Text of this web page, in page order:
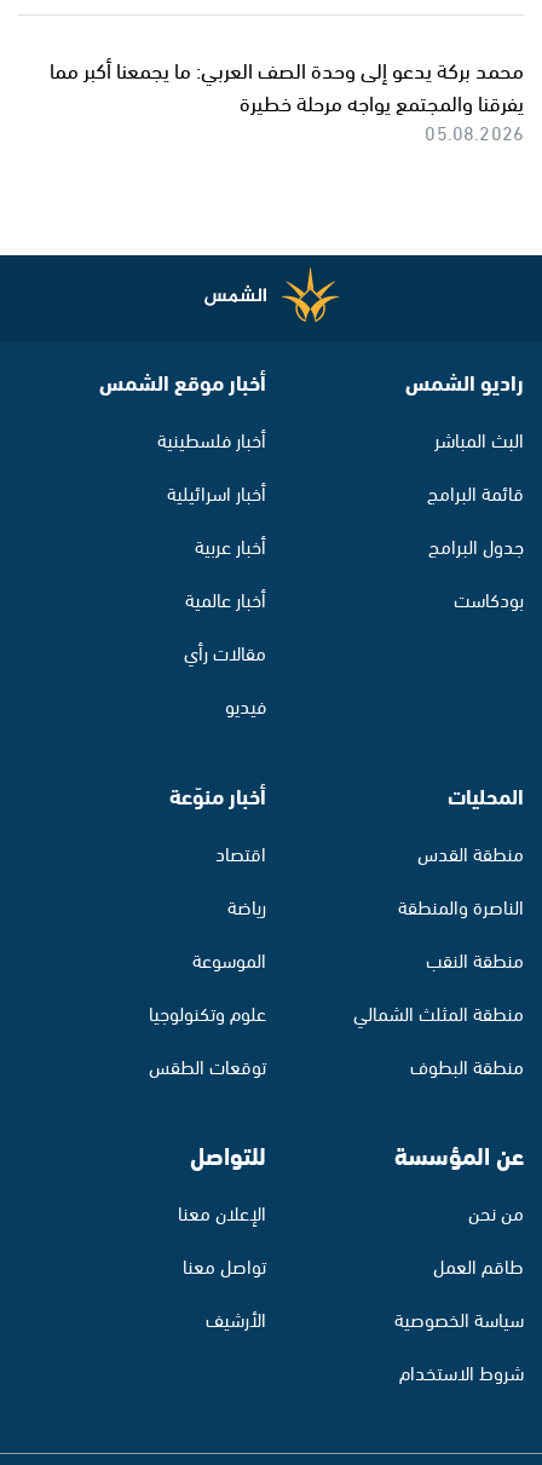
محمد بركة يدعو إلى وحدة الصف العربي: ما يجمعنا أكبر مما
يفرقنا والمجتمع يواجه مرحلة خطيرة
05.08.2026
راديو الشمس
البث المباشر
قائمة البرامج
جدول البرامج
بودكاست
أخبار موقع الشمس
أخبار فلسطينية
أخبار اسرائيلية
أخبار عربية
أخبار عالمية
مقالات رأي
فيديو
المحليات
منطقة القدس
الناصرة والمنطقة
منطقة النقب
منطقة المثلث الشمالي
منطقة البطوف
أخبار منوّعة
اقتصاد
رياضة
الموسوعة
علوم وتكنولوجيا
توقعات الطقس
عن المؤسسة
من نحن
طاقم العمل
سياسة الخصوصية
شروط الاستخدام
للتواصل
الإعلان معنا
تواصل معنا
الأرشيف